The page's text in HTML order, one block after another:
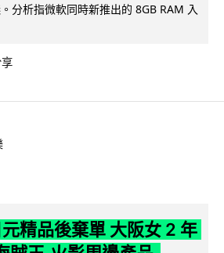
分析指微軟同時新推出的 8GB RAM 入
精品後棄單 大阪女 2 年